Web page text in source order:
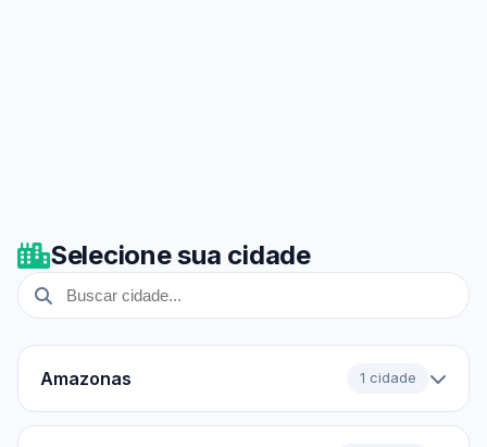
Selecione sua cidade
Amazonas 1 cidade